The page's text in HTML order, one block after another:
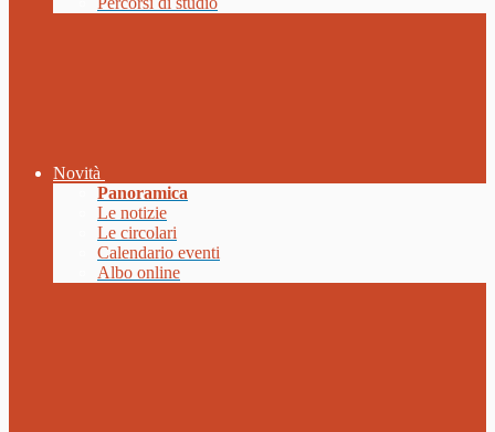
Novità
Panoramica
Le notizie
Le circolari
Calendario eventi
Albo online